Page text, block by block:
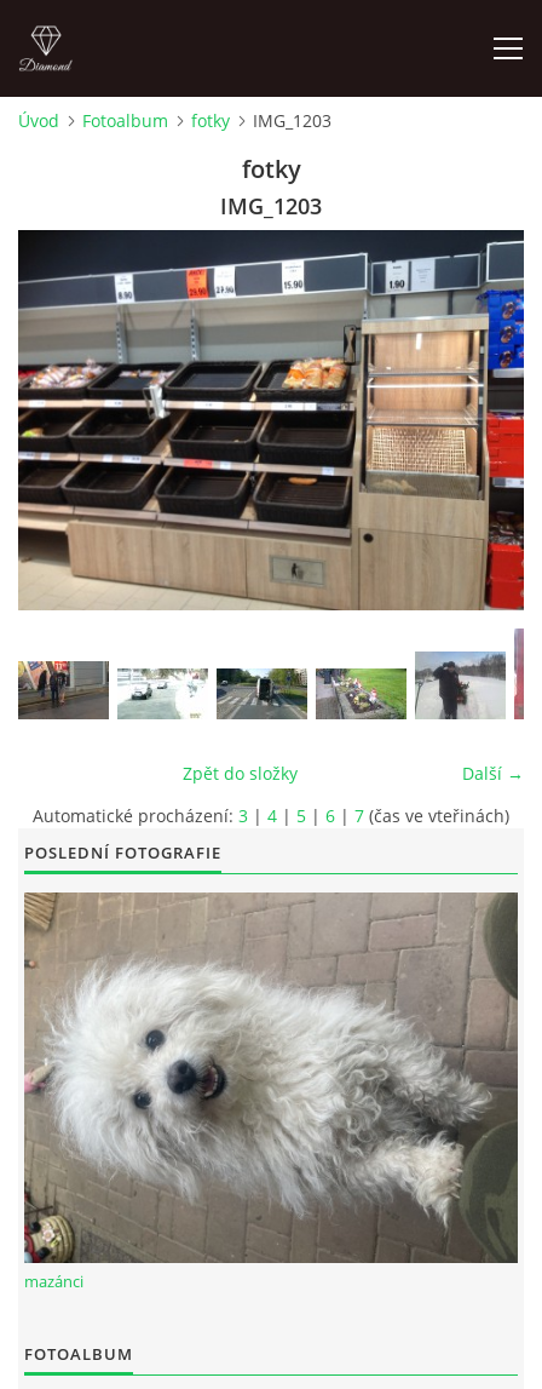
Pepouch
+420605716650
pepouch@seznam.cz
© 2026 eStránky.cz Aktualizováno: 26. 6. 2026|Nahoru ↑
Úvod Fotoalbum fotky IMG_1203
fotky
IMG_1203
Další →
Zpět do složky
Automatické procházení: 3 | 4 | 5 | 6 | 7 (čas ve vteřinách)
POSLEDNÍ FOTOGRAFIE
mazánci
FOTOALBUM